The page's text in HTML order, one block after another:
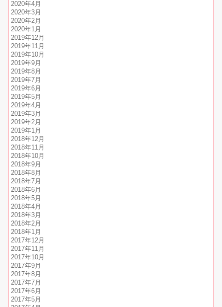
2020年4月
2020年3月
2020年2月
2020年1月
2019年12月
2019年11月
2019年10月
2019年9月
2019年8月
2019年7月
2019年6月
2019年5月
2019年4月
2019年3月
2019年2月
2019年1月
2018年12月
2018年11月
2018年10月
2018年9月
2018年8月
2018年7月
2018年6月
2018年5月
2018年4月
2018年3月
2018年2月
2018年1月
2017年12月
2017年11月
2017年10月
2017年9月
2017年8月
2017年7月
2017年6月
2017年5月